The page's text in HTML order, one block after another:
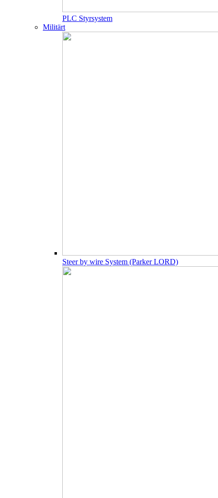
PLC Styrsystem
Militärt
Steer by wire System (Parker LORD)